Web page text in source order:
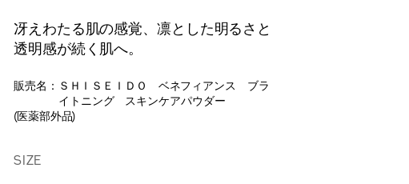
冴えわたる肌の感覚、凛とした明るさと
透明感が続く肌へ。
販売名：ＳＨＩＳＥＩＤＯ ベネフィアンス ブラ
イトニング スキンケアパウダー
(医薬部外品)
DETAILS
skincarepowder-
番
VARIATIONS
SIZE